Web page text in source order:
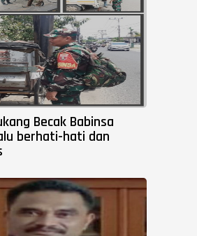
Becak Babinsa
berhati-hati dan